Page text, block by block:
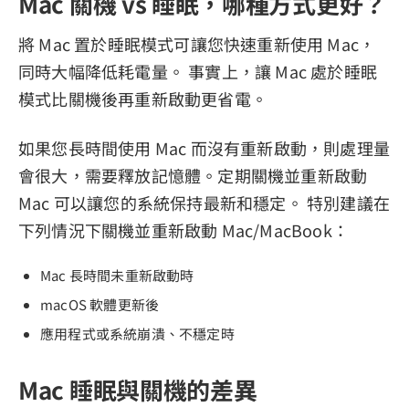
將 Mac 置於睡眠模式可讓您快速重新使用 Mac，
同時大幅降低耗電量。 事實上，讓 Mac 處於睡眠
模式比關機後再重新啟動更省電。
如果您長時間使用 Mac 而沒有重新啟動，則處理量
會很大，需要釋放記憶體。定期關機並重新啟動
Mac 可以讓您的系統保持最新和穩定。 特別建議在
下列情況下關機並重新啟動 Mac/MacBook：
Mac 長時間未重新啟動時
macOS 軟體更新後
應用程式或系統崩潰、不穩定時
Mac 睡眠與關機的差異